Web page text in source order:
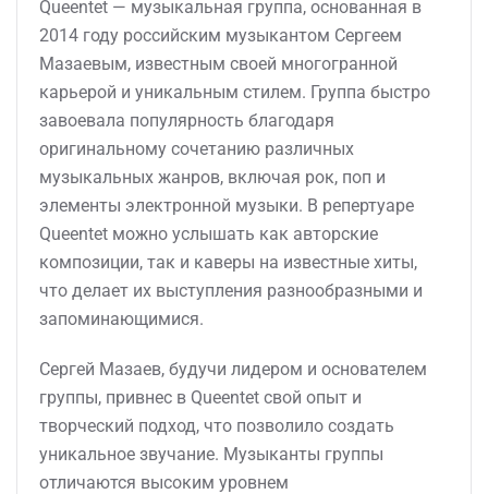
Queentet — музыкальная группа, основанная в
2014 году российским музыкантом Сергеем
Мазаевым, известным своей многогранной
карьерой и уникальным стилем. Группа быстро
завоевала популярность благодаря
оригинальному сочетанию различных
музыкальных жанров, включая рок, поп и
элементы электронной музыки. В репертуаре
Queentet можно услышать как авторские
композиции, так и каверы на известные хиты,
что делает их выступления разнообразными и
запоминающимися.
Сергей Мазаев, будучи лидером и основателем
группы, привнес в Queentet свой опыт и
творческий подход, что позволило создать
уникальное звучание. Музыканты группы
отличаются высоким уровнем